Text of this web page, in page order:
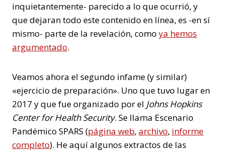
inquietantemente- parecido a lo que ocurrió, y
que dejaran todo este contenido en línea, es -en sí
mismo- parte de la revelación, como ya hemos
argumentado.
Veamos ahora el segundo infame (y similar)
«ejercicio de preparación». Uno que tuvo lugar en
2017 y que fue organizado por el Johns Hopkins
Center for Health Security. Se llama Escenario
Pandémico SPARS (página web, archivo, informe
completo). He aquí algunos extractos de las